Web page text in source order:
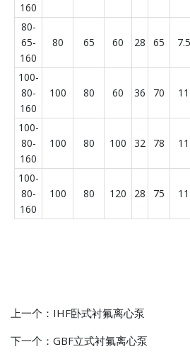
160
80-
65-
160
80 65 60 28 65 7.5
100-
80-
160
100 80 60 36 70 11
100-
80-
160
100 80 100 32 78 11
100-
80-
160
100 80 120 28 75 11
上一个： IHF卧式衬氟离心泵
下一个： GBF立式衬氟离心泵